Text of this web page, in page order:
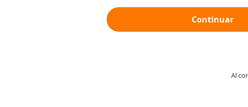
Continuar
Al